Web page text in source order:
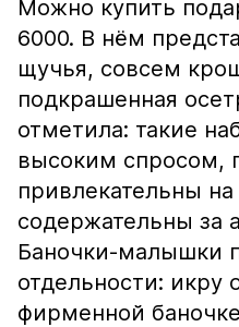
Можно купить
6000. В нём
щучья, совсем
подкрашенная
отметила: такие
высоким спросом,
привлекательны
содержательны за
Баночки-малышки
отдельности: икру
фирменной